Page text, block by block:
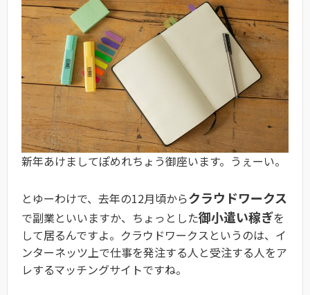
新年あけましてぽめれちょう御座います。うぇーい。
とゆーわけで、去年の12月頃からクラウドワークス
で副業といいますか、ちょっとした御小遣い稼ぎを
して居るんですよ。クラウドワークスというのは、イ
ンターネッツ上で仕事を発注する人と受注する人をア
レするマッチングサイトですね。